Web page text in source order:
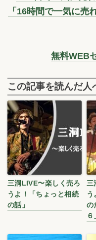
「16時間で一気に売
無料WEB
この記事を読んだ人
三洞LIVE〜楽しく売ろ
うよ！「ちょっと相続
の話」
三
う
の
６